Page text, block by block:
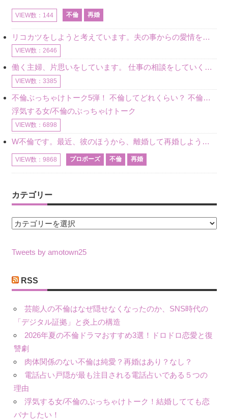
VIEW数：144 不倫 再婚
リコカツをしようと考えています。夫の事からの愛情を全く感じません。子供がいるので、子供が成長するまではと我慢しています。 まず、お金が必要だと考え、仕事の量も増やしました。ところが、夫は働かず、結局は
VIEW数：2646
働く主婦、片思いをしています。 仕事の相談をしていくうちに、彼のことを好きになりました。私には夫も子供もいます。不倫をしているわけでもなく、もちろん、この気持ちは誰にも話していません。 ラインをする関
VIEW数：3385
不倫ぶっちゃけトーク5弾！ 不倫してどれくらい？ 不倫のあれこれを、なんでもどうぞ♪♪
浮気する女/不倫のぶっちゃけトーク
VIEW数：6898
W不倫です。最近、彼のほうから、離婚して再婚しよう、と言ってきました。ハッキリいうと、そこまでは考えていませんでした。彼を好きな気持ちはあるし、彼なしの生活は考えられません。だけど、離婚して再婚すると
VIEW数：9868 プロポーズ 不倫 再婚
カテゴリー
カ
ゴ
ー
Tweets by amotown25
RSS
芸能人の不倫はなぜ隠せなくなったのか、SNS時代の
「デジタル証拠」と炎上の構造
2026年夏の不倫ドラマおすすめ3選！ドロドロ恋愛と復
讐劇
肉体関係のない不倫は純愛？再婚はあり？なし？
電話占い戸隠が最も注目される電話占いである５つの
理由
浮気する女/不倫のぶっちゃけトーク！結婚してても恋
バナしたい！